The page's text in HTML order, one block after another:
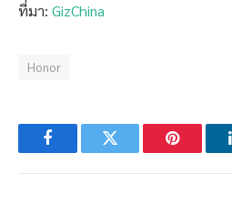
ที่มา: GizChina
Honor
FacebookTwitter Pinterest